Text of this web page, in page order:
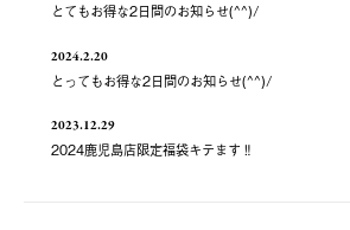
とてもお得な2日間のお知らせ(^^)/
2024.2.20
とってもお得な2日間のお知らせ(^^)/
2023.12.29
2024鹿児島店限定福袋キテます‼️